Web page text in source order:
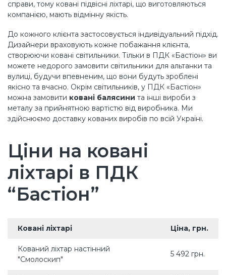
справи, тому ковані підвісні ліхтарі, що виготовляються
компанією, мають відмінну якість.
До кожного клієнта застосовується індивідуальний підхід.
Дизайнери враховують кожне побажання клієнта,
створюючи ковані світильники. Тільки в ПДК «Бастіон» ви
можете недорого замовити світильники для альтанки та
вулиці, будучи впевненим, що вони будуть зроблені
якісно та вчасно. Окрім світильників, у ПДК «Бастіон»
можна замовити ковані балясини та інші вироби з
металу за прийнятною вартістю від виробника. Ми
здійснюємо доставку кованих виробів по всій Україні.
Ціни на ковані
ліхтарі в ПДК
“Бастіон”
Ковані ліхтарі Ціна, грн.
Кований ліхтар настінний
"Смолоскип"
5 492 грн.